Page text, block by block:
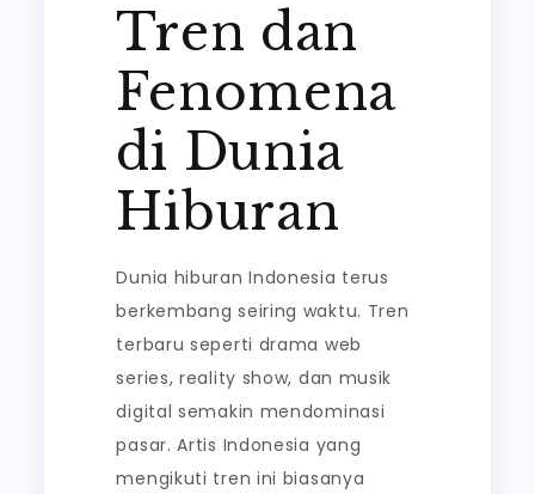
Tren dan
Fenomena
di Dunia
Hiburan
Dunia hiburan Indonesia terus
berkembang seiring waktu. Tren
terbaru seperti drama web
series, reality show, dan musik
digital semakin mendominasi
pasar. Artis Indonesia yang
mengikuti tren ini biasanya